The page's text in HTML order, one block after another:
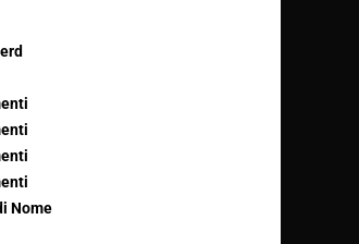
Nome